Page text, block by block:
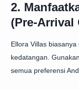
2.
(Pre-Arrival
Ellora Villas
kedatangan.
semua preferensi